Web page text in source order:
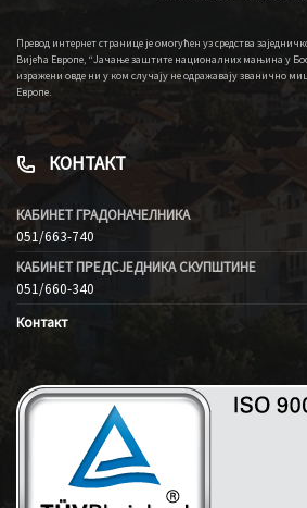
Превод интернет странице је омогућен уз средства
Вијећа Европе, “Јачање заштите националних мањина у
изражени овде ни у ком случају не одражавају званично
Европе.
КОНТАКТ
КАБИНЕТ ГРАДОНАЧЕЛНИКА
051/663-740
КАБИНЕТ ПРЕДСЈЕДНИКА СКУПШТИНЕ
051/660-340
Контакт